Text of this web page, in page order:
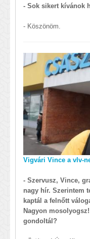
- Sok sikert kívánok
- Köszönöm.
Vigvári Vince a vlv-
- Szervusz, Vince,
nagy hír. Szerintem
kaptál a felnőtt
Nagyon
gondoltál?